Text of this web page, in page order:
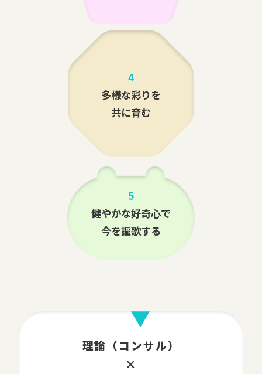
4
多様な彩りを
共に育む
5
健やかな好奇心で
今を謳歌する
理論（コンサル）
×